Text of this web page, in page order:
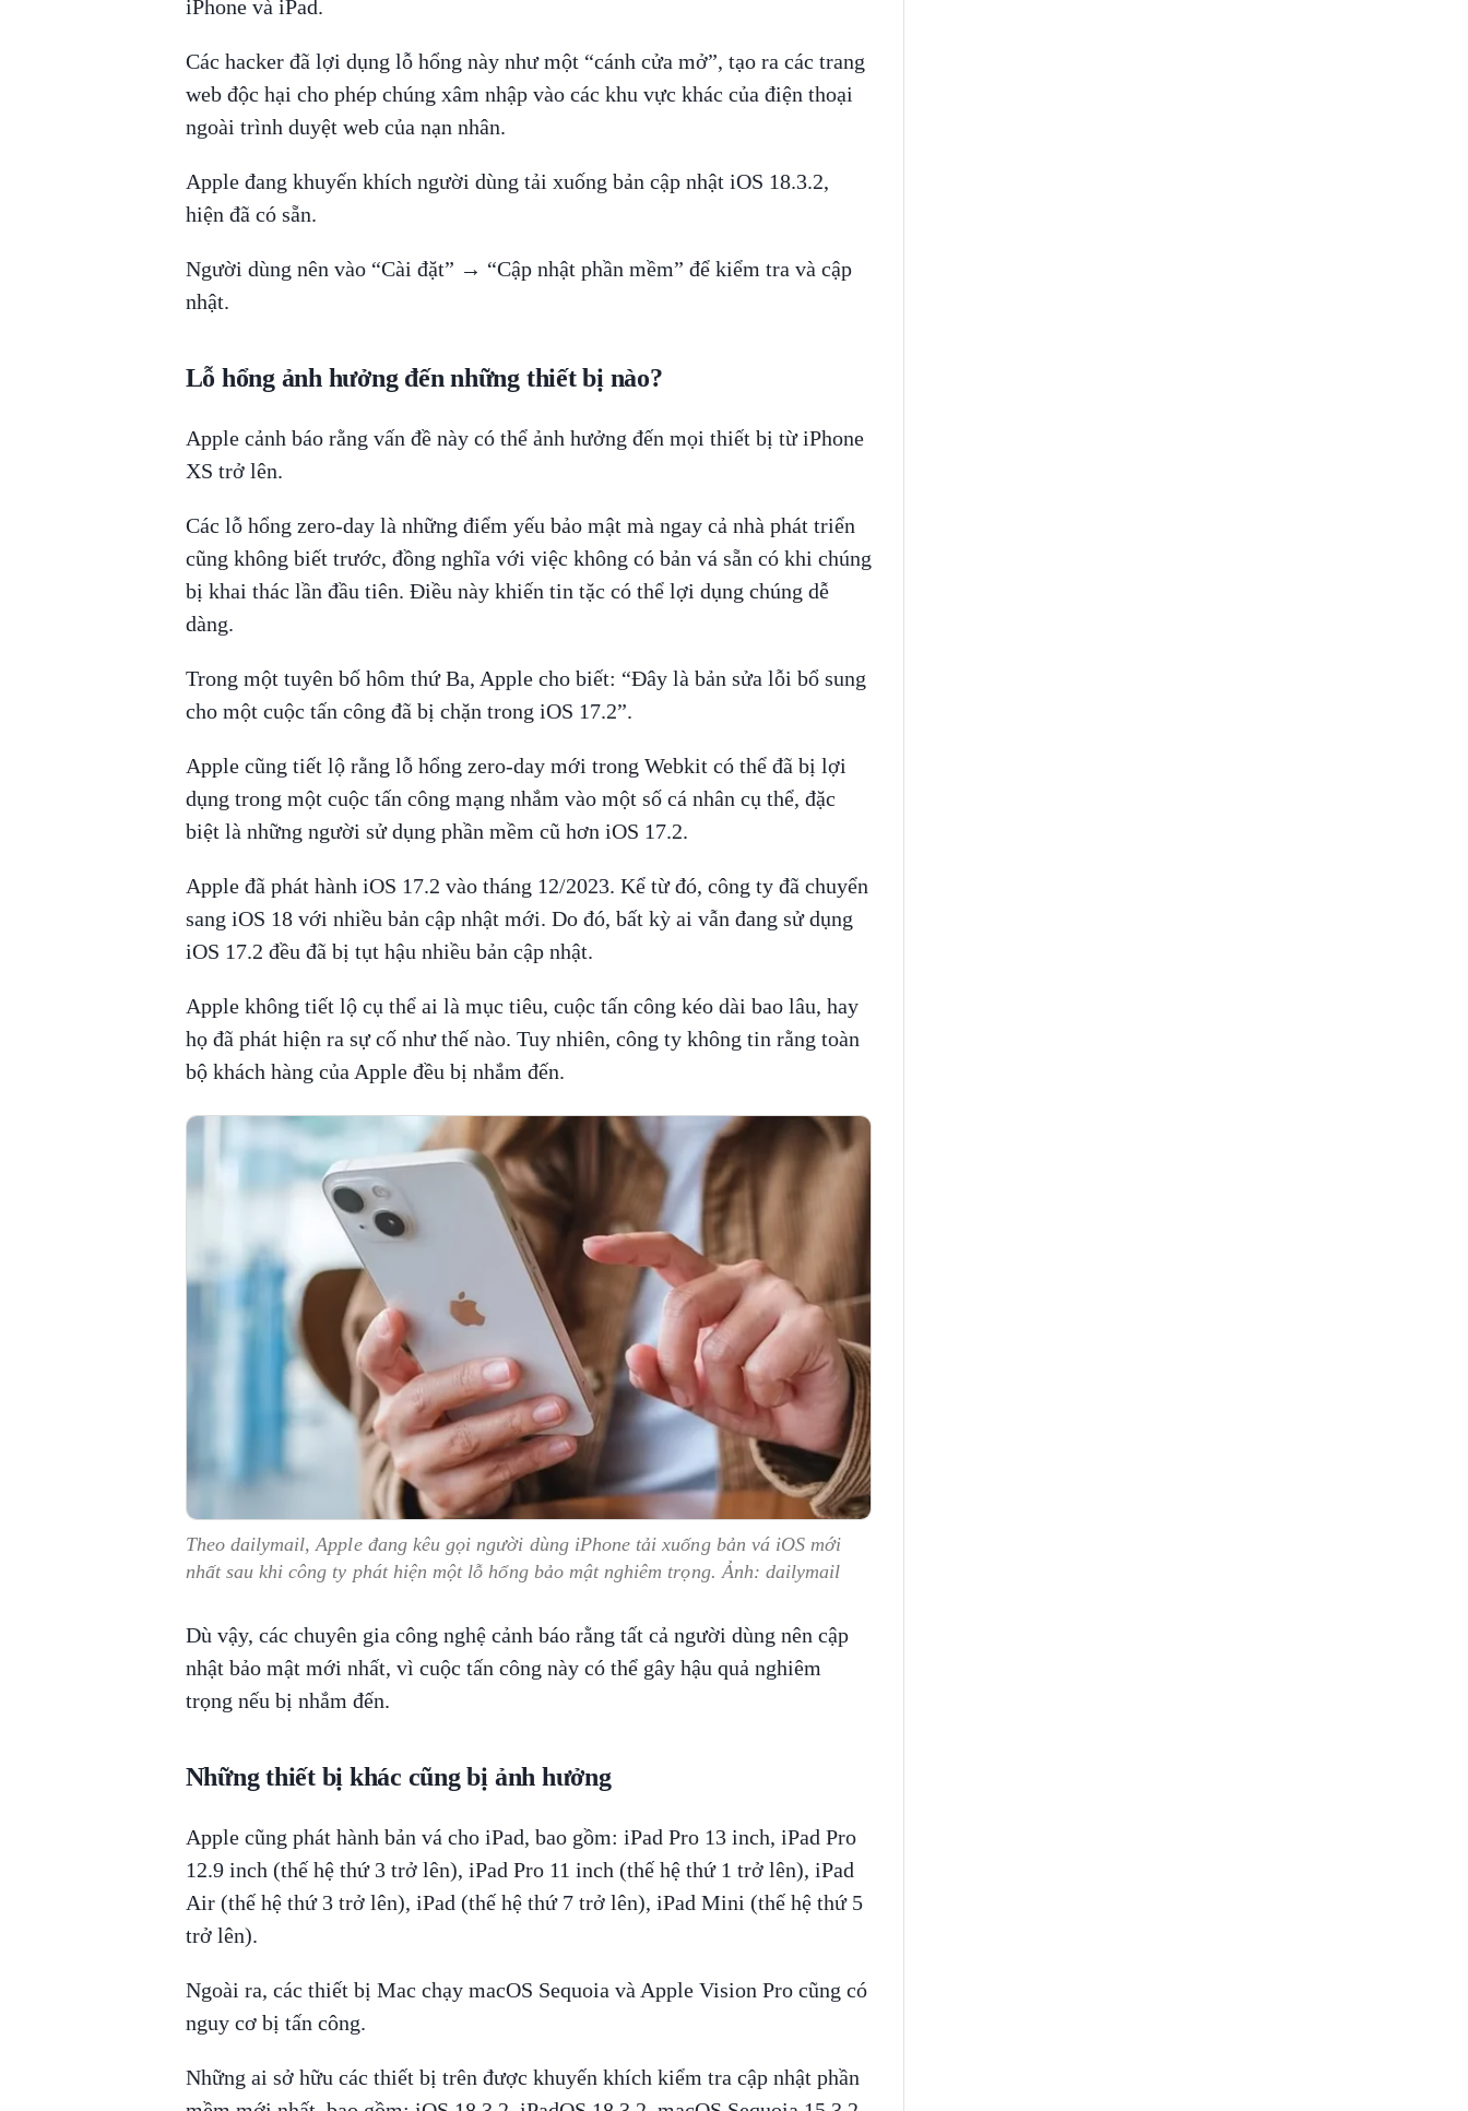
iPhone và iPad.
Các hacker đã lợi dụng lỗ hổng này như một “cánh cửa mở”, tạo ra các trang
web độc hại cho phép chúng xâm nhập vào các khu vực khác của điện thoại
ngoài trình duyệt web của nạn nhân.
Apple đang khuyến khích người dùng tải xuống bản cập nhật iOS 18.3.2,
hiện đã có sẵn.
Người dùng nên vào “Cài đặt” → “Cập nhật phần mềm” để kiểm tra và cập
nhật.
Lỗ hổng ảnh hưởng đến những thiết bị nào?
Apple cảnh báo rằng vấn đề này có thể ảnh hưởng đến mọi thiết bị từ iPhone
XS trở lên.
Các lỗ hổng zero-day là những điểm yếu bảo mật mà ngay cả nhà phát triển
cũng không biết trước, đồng nghĩa với việc không có bản vá sẵn có khi chúng
bị khai thác lần đầu tiên. Điều này khiến tin tặc có thể lợi dụng chúng dễ
dàng.
Trong một tuyên bố hôm thứ Ba, Apple cho biết: “Đây là bản sửa lỗi bổ sung
cho một cuộc tấn công đã bị chặn trong iOS 17.2”.
Apple cũng tiết lộ rằng lỗ hổng zero-day mới trong Webkit có thể đã bị lợi
dụng trong một cuộc tấn công mạng nhắm vào một số cá nhân cụ thể, đặc
biệt là những người sử dụng phần mềm cũ hơn iOS 17.2.
Apple đã phát hành iOS 17.2 vào tháng 12/2023. Kể từ đó, công ty đã chuyển
sang iOS 18 với nhiều bản cập nhật mới. Do đó, bất kỳ ai vẫn đang sử dụng
iOS 17.2 đều đã bị tụt hậu nhiều bản cập nhật.
Apple không tiết lộ cụ thể ai là mục tiêu, cuộc tấn công kéo dài bao lâu, hay
họ đã phát hiện ra sự cố như thế nào. Tuy nhiên, công ty không tin rằng toàn
bộ khách hàng của Apple đều bị nhắm đến.
Theo dailymail, Apple đang kêu gọi người dùng iPhone tải xuống bản vá iOS mới
nhất sau khi công ty phát hiện một lỗ hổng bảo mật nghiêm trọng. Ảnh: dailymail
Dù vậy, các chuyên gia công nghệ cảnh báo rằng tất cả người dùng nên cập
nhật bảo mật mới nhất, vì cuộc tấn công này có thể gây hậu quả nghiêm
trọng nếu bị nhắm đến.
Những thiết bị khác cũng bị ảnh hưởng
Apple cũng phát hành bản vá cho iPad, bao gồm: iPad Pro 13 inch, iPad Pro
12.9 inch (thế hệ thứ 3 trở lên), iPad Pro 11 inch (thế hệ thứ 1 trở lên), iPad
Air (thế hệ thứ 3 trở lên), iPad (thế hệ thứ 7 trở lên), iPad Mini (thế hệ thứ 5
trở lên).
Ngoài ra, các thiết bị Mac chạy macOS Sequoia và Apple Vision Pro cũng có
nguy cơ bị tấn công.
Những ai sở hữu các thiết bị trên được khuyến khích kiểm tra cập nhật phần